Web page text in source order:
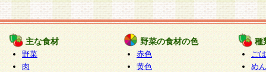
主な食材
野菜
肉
野菜の食材の色
赤色
黄色
種
ご
めん